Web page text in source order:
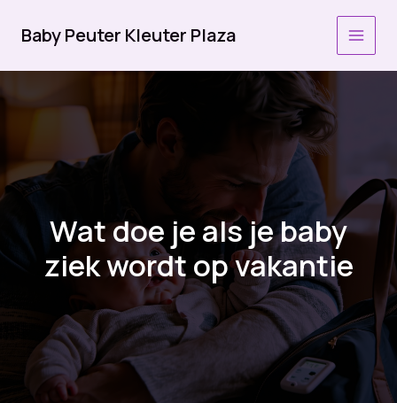
naar
inhoud
Baby Peuter Kleuter Plaza
Wat doe je als je baby
ziek wordt op vakantie